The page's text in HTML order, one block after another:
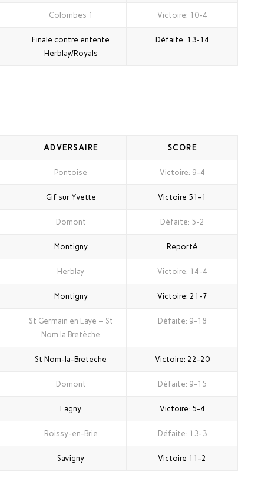
Colombes 1 Victoire: 10-4
Finale contre entente
Herblay/Royals
Défaite: 13-14
ADVERSAIRE SCORE
Pontoise Victoire: 9-4
Gif sur Yvette Victoire 51-1
Domont Défaite: 5-2
Montigny Reporté
Herblay Victoire: 14-4
Montigny Victoire: 21-7
St Germain en Laye – St
Nom la Bretèche
Défaite: 9-18
St Nom-la-Breteche Victoire: 22-20
Domont Défaite: 9-15
Lagny Victoire: 5-4
Roissy-en-Brie Défaite: 13-3
Savigny Victoire 11-2